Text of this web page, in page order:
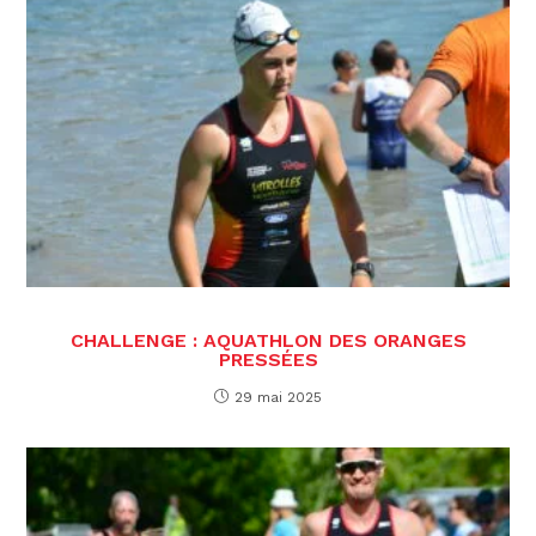
CHALLENGE : AQUATHLON DES ORANGES
PRESSÉES
29 mai 2025